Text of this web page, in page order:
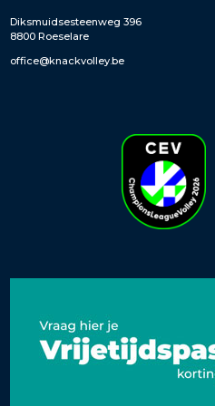
Diksmuidsesteenweg 396
8800 Roeselare
office@knackvolley.be